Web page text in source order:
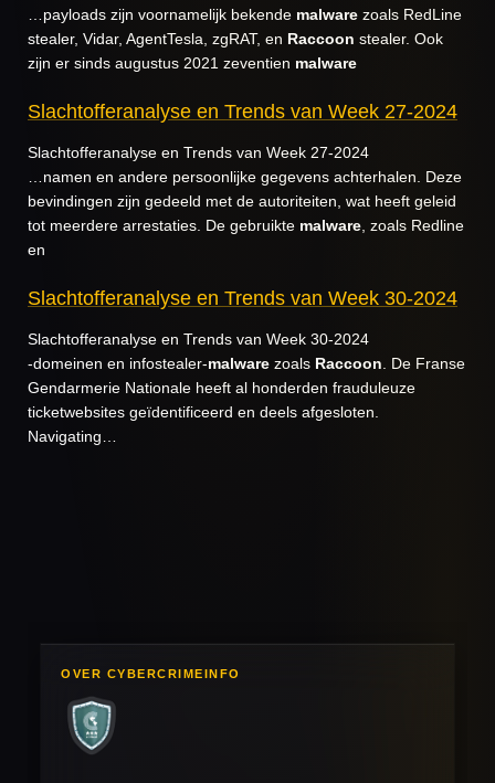
…payloads zijn voornamelijk bekende malware zoals RedLine
stealer, Vidar, AgentTesla, zgRAT, en Raccoon stealer. Ook
zijn er sinds augustus 2021 zeventien malware
Slachtofferanalyse en Trends van Week 27-2024
Slachtofferanalyse en Trends van Week 27-2024
…namen en andere persoonlijke gegevens achterhalen. Deze
bevindingen zijn gedeeld met de autoriteiten, wat heeft geleid
tot meerdere arrestaties. De gebruikte malware , zoals Redline
en
Slachtofferanalyse en Trends van Week 30-2024
Slachtofferanalyse en Trends van Week 30-2024
-domeinen en infostealer-malware zoals Raccoon . De Franse
Gendarmerie Nationale heeft al honderden frauduleuze
ticketwebsites geïdentificeerd en deels afgesloten.
Navigating…
OVER CYBERCRIMEINFO